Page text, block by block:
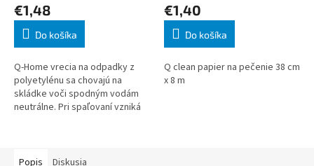
€1,48
Do košíka
Q-Home vrecia na odpadky z
polyetylénu sa chovajú na
skládke voči spodným vodám
neutrálne. Pri spaľovaní vzniká
€1,40
Do košíka
Q clean papier na pečenie 38 cm
x 8 m
Popis Diskusia